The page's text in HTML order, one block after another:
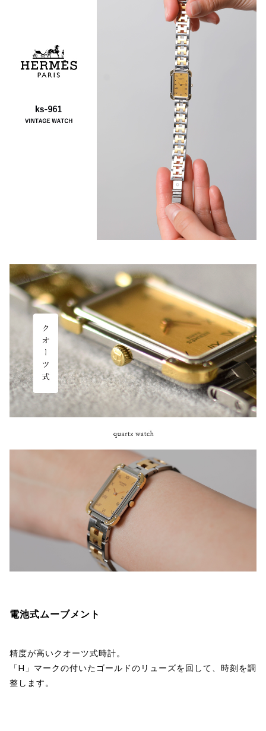
電池式ムーブメント
精度が高いクオーツ式時計。
「H」マークの付いたゴールドのリューズを回して、時刻を調
整します。